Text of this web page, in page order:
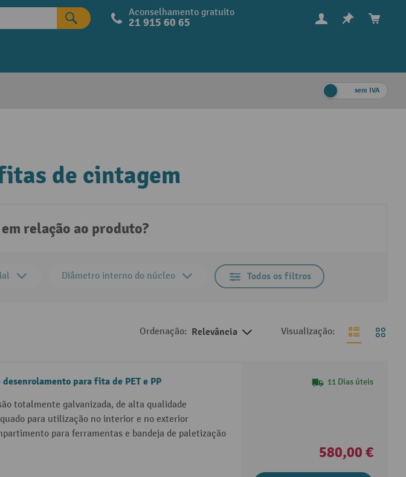
Aconselhamento gratuito
21 915 60 65
sem IVA
de cintagem
relação ao produto?
Diâmetro interno do núcleo Todos os filtros
Ordenação: Relevância Visualização:
desenrolamento para fita de PET e PP
totalmente galvanizada, de alta qualidade
para utilização no interior e no exterior
para ferramentas e bandeja de paletização
11 Dias úteis
580,00 €